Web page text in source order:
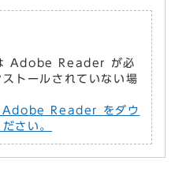
Adobe Reader が必
トールされていない場
Adobe Reader をダウ
さい。